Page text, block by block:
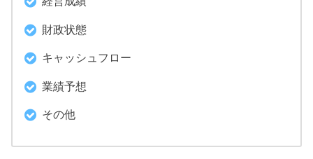
財政状態
キャッシュフロー
業績予想
その他